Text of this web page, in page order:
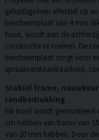
geluidsgolven effectief op
beschermplaat van 4 mm
hout, wordt aan de
constructie te creëren. De
beschermplaat zorgt voor
spraakverstaanbaarheid,
Stabiel frame,
randbedrukking
Elk bord wordt gemonteerd
cm hebben een frame van
van 20 mm hebben. Door